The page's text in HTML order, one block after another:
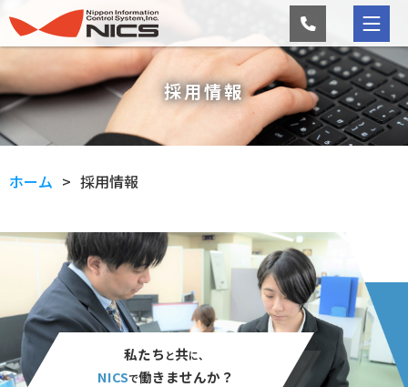
採用情報
ホーム 採用情報
私たち と共に、
NICSで働きませんか？